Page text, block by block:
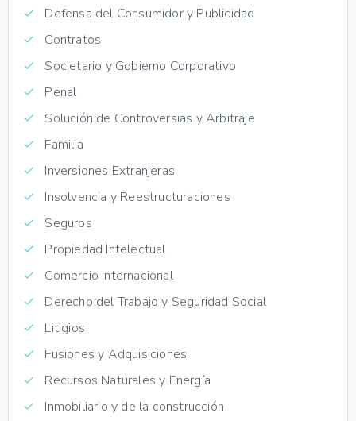
Defensa del Consumidor y Publicidad
Contratos
Societario y Gobierno Corporativo
Penal
Solución de Controversias y Arbitraje
Familia
Inversiones Extranjeras
Insolvencia y Reestructuraciones
Seguros
Propiedad Intelectual
Comercio Internacional
Derecho del Trabajo y Seguridad Social
Litigios
Fusiones y Adquisiciones
Recursos Naturales y Energía
Inmobiliario y de la construcción